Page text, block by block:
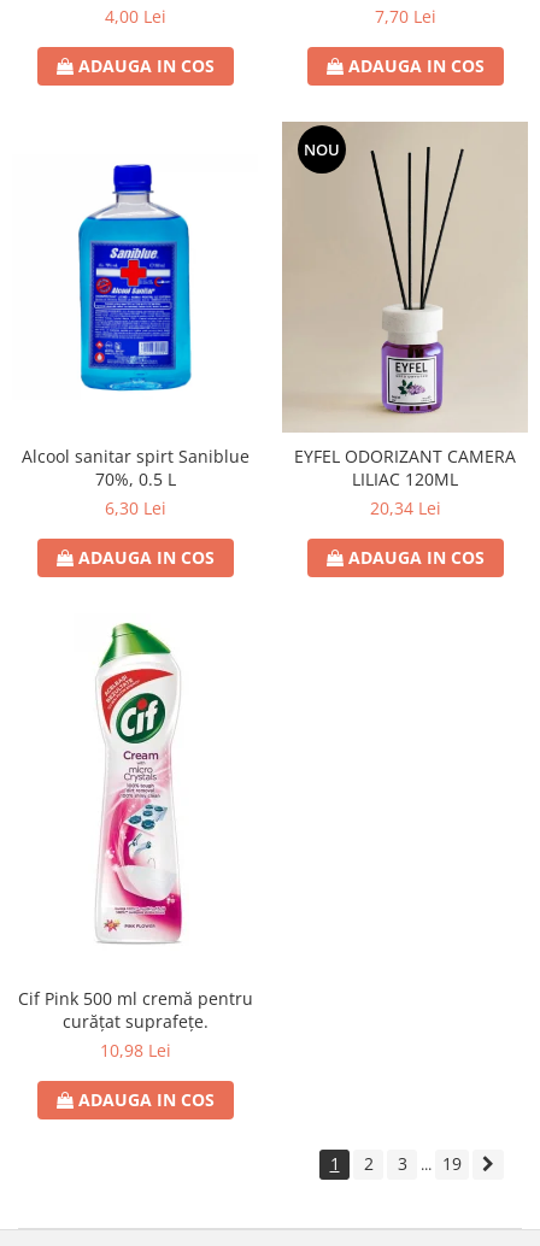
4,00 Lei
ADAUGA IN COS
7,70 Lei
ADAUGA IN COS
Alcool sanitar spirt Saniblue
70%, 0.5 L
6,30 Lei
ADAUGA IN COS
NOU
EYFEL ODORIZANT CAMERA
LILIAC 120ML
20,34 Lei
ADAUGA IN COS
Cif Pink 500 ml cremă pentru
curățat suprafețe.
10,98 Lei
ADAUGA IN COS
1 2 3 ... 19